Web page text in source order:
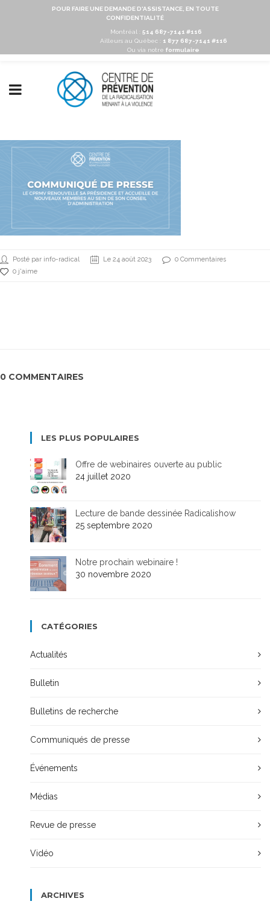
POUR FAIRE UNE DEMANDE D'ASSISTANCE, EN TOUTE
CONFIDENTIALITÉ
Montréal : 514 687-7141 #116
Ailleurs au Québec :
1 877 687-7141 #116
Ou via notre formulaire
Posté par info-radical Le 24 août 2023
0 Commentaires
0 j'aime
0 COMMENTAIRES
LES PLUS POPULAIRES
Offre de webinaires ouverte au public
24 juillet 2020
Lecture de bande dessinée Radicalishow
25 septembre 2020
Notre prochain webinaire !
30 novembre 2020
CATÉGORIES
Actualités
Bulletin
Bulletins de recherche
Communiqués de presse
Événements
Médias
Revue de presse
Vidéo
ARCHIVES